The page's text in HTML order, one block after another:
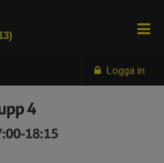
Logga in
4
18:15